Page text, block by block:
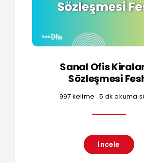
Sanal Ofis
Sözleşmesi
997 kelime 5 dk okuma
İncele